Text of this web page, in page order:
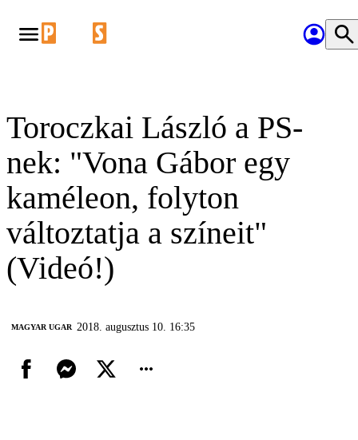
Toroczkai László a PS-
nek: "Vona Gábor egy
kaméleon, folyton
változtatja a színeit"
(Videó!)
MAGYAR UGAR 2018. augusztus 10. 16:35